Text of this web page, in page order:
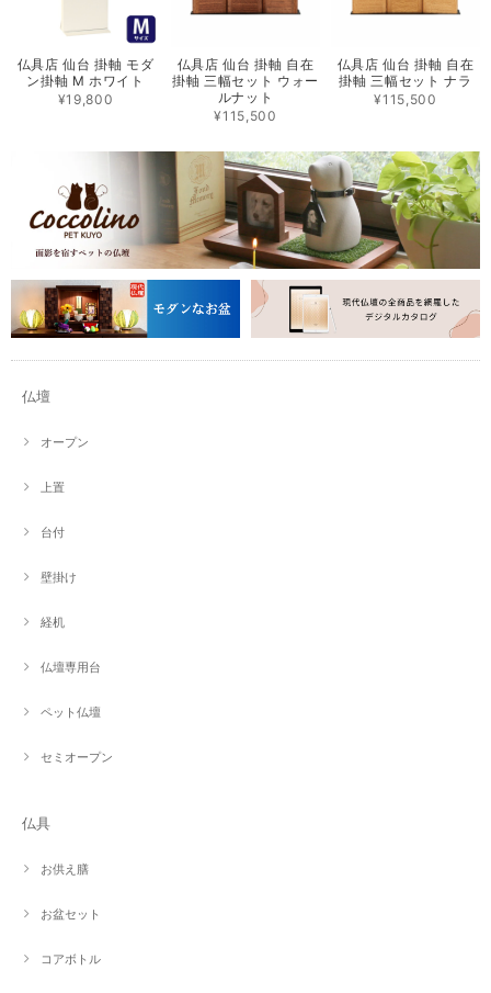
仏具店 仙台 掛軸 モダ
ン掛軸 M ホワイト
¥19,800
仏具店 仙台 掛軸 自在
掛軸 三幅セット ウォー
ルナット
¥115,500
仏具店 仙台 掛軸 自在
掛軸 三幅セット ナラ
¥115,500
仏壇
オープン
上置
台付
壁掛け
経机
仏壇専用台
ペット仏壇
セミオープン
仏具
お供え膳
お盆セット
コアボトル